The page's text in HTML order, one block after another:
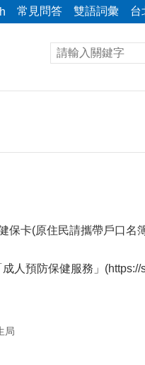
常見問答 雙語詞彙 台
保卡(原住民請攜帶戶口名
人預防保健服務」(https://
局